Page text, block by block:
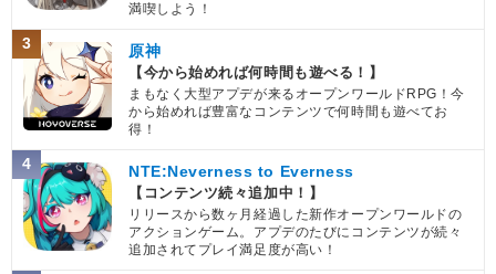
満喫しよう！
3 原神
【今から始めれば何時間も遊べる！】
まもなく大型アプデが来るオープンワールドRPG！今
から始めれば豊富なコンテンツで何時間も遊べてお
得！
4 NTE:Neverness to Everness
【コンテンツ続々追加中！】
リリースから数ヶ月経過した新作オープンワールドの
アクションゲーム。アプデのたびにコンテンツが続々
追加されてプレイ満足度が高い！